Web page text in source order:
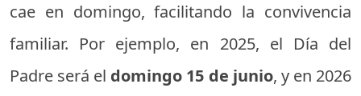
cae en domingo, facilitando la convivencia
familiar. Por ejemplo, en 2025, el Día del
Padre será el domingo 15 de junio, y en 2026